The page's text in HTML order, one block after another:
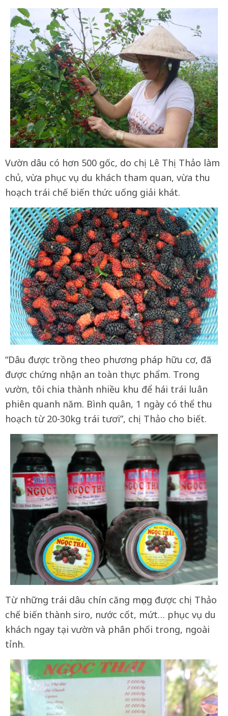
Vườn dâu có hơn 500 gốc, do chị Lê Thị Thảo làm
chủ, vừa phục vụ du khách tham quan, vừa thu
hoạch trái chế biến thức uống giải khát.
“Dâu được trồng theo phương pháp hữu cơ, đã
được chứng nhận an toàn thực phẩm. Trong
vườn, tôi chia thành nhiều khu để hái trái luân
phiên quanh năm. Bình quân, 1 ngày có thể thu
hoạch từ 20-30kg trái tươi”, chị Thảo cho biết.
Từ những trái dâu chín căng mọng được chị Thảo
chế biến thành siro, nước cốt, mứt… phục vụ du
khách ngay tại vườn và phân phối trong, ngoài
tỉnh.